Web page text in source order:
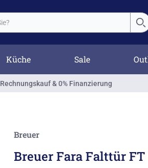
Küche Sale
Rechnungskauf & 0% Finanzierung
Breuer
Breuer Fara Falttür FT